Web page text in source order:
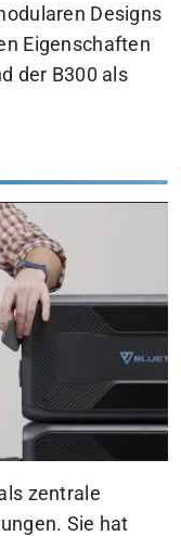
Designs
Eigenschaften
der B300 als
zentrale
Sie hat